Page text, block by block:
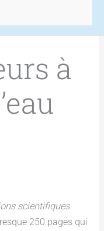
à
scientifiques
250 pages qui